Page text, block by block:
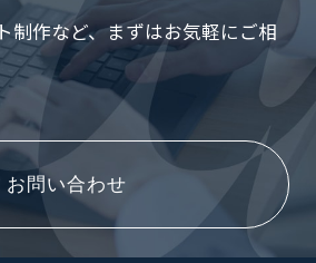
制作など、まずはお気軽にご相
お問い合わせ